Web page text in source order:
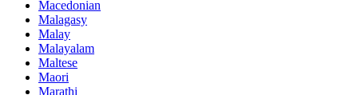
Macedonian
Malagasy
Malay
Malayalam
Maltese
Maori
Marathi